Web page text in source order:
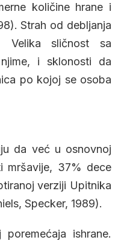
količine hrane i
Strah od debljanja
Velika sličnost sa
i sklonosti da
po kojoj se osoba
da već u osnovnoj
mršavije, 37% dece
verziji Upitnika
Specker, 1989).
ishrane.